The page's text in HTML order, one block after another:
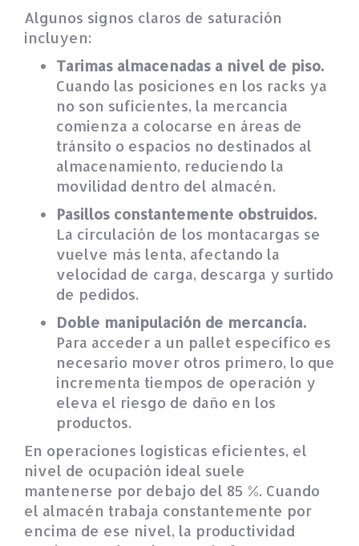
Algunos signos claros de saturación
incluyen:
Tarimas almacenadas a nivel de piso.
Cuando las posiciones en los racks ya
no son suficientes, la mercancía
comienza a colocarse en áreas de
tránsito o espacios no destinados al
almacenamiento, reduciendo la
movilidad dentro del almacén.
Pasillos constantemente obstruidos.
La circulación de los montacargas se
vuelve más lenta, afectando la
velocidad de carga, descarga y surtido
de pedidos.
Doble manipulación de mercancía.
Para acceder a un pallet específico es
necesario mover otros primero, lo que
incrementa tiempos de operación y
eleva el riesgo de daño en los
productos.
En operaciones logísticas eficientes, el
nivel de ocupación ideal suele
mantenerse por debajo del 85 %. Cuando
el almacén trabaja constantemente por
encima de ese nivel, la productividad